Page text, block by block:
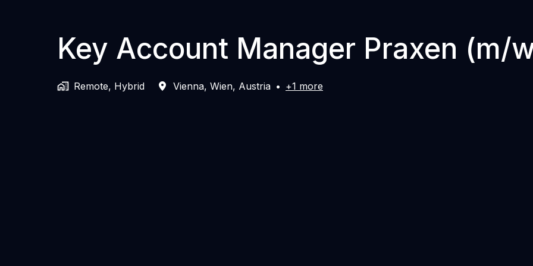
Key Account Manager Praxen (m/
Remote, Hybrid Vienna, Wien, Austria • +1 more